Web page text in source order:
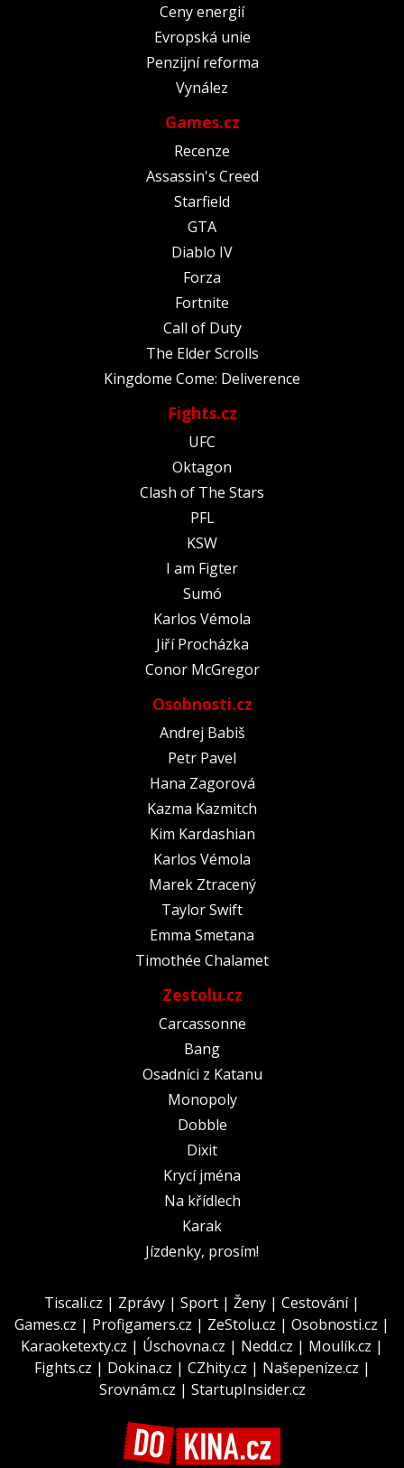
Ceny energií
Evropská unie
Penzijní reforma
Vynález
Games.cz
Recenze
Assassin's Creed
Starfield
GTA
Diablo IV
Forza
Fortnite
Call of Duty
The Elder Scrolls
Kingdome Come: Deliverence
Fights.cz
UFC
Oktagon
Clash of The Stars
PFL
KSW
I am Figter
Sumó
Karlos Vémola
Jiří Procházka
Conor McGregor
Osobnosti.cz
Andrej Babiš
Petr Pavel
Hana Zagorová
Kazma Kazmitch
Kim Kardashian
Karlos Vémola
Marek Ztracený
Taylor Swift
Emma Smetana
Timothée Chalamet
Zestolu.cz
Carcassonne
Bang
Osadníci z Katanu
Monopoly
Dobble
Dixit
Krycí jména
Na křídlech
Karak
Jízdenky, prosím!
Tiscali.cz | Zprávy | Sport | Ženy | Cestování|
Games.cz | Profigamers.cz | ZeStolu.cz | Osobnosti.cz |
Karaoketexty.cz | Úschovna.cz | Nedd.cz | Moulík.cz |
Fights.cz | Dokina.cz | CZhity.cz | Našepeníze.cz |
Srovnám.cz | StartupInsider.cz